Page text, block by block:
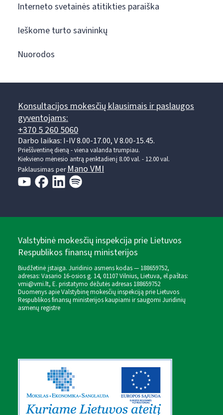
Interneto svetainės atitikties paraiška
Ieškome turto savininkų
Nuorodos
Konsultacijos mokesčių klausimais ir paslaugos
gyventojams:
+370 5 260 5060
Darbo laikas: I-IV 8.00-17.00, V 8.00-15.45.
Prieššventinę dieną - viena valanda trumpiau.
Kiekvieno mėnesio antrą penktadienį 8.00 val. - 12.00 val.
Paklausimas perMano VMI
Valstybinė mokesčių inspekcija prie Lietuvos
Respublikos finansų ministerijos
Biudžetinė įstaiga. Juridinio asmens kodas — 188659752,
adresas: Vasario 16-osios g. 14, 01107 Vilnius, Lietuva, el.paštas:
vmi@vmi.lt, E. pristatymo dėžutės adresas 188659752
Duomenys apie Valstybinę mokesčių inspekciją prie Lietuvos
Respublikos finansų ministerijos kaupiami ir saugomi Juridinių
asmenų registre